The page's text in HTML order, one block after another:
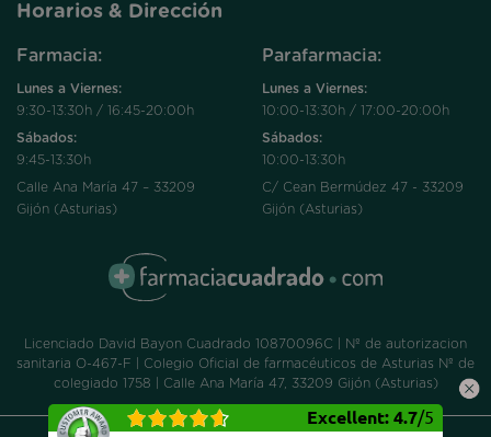
Excellent: 4.7/5
Horarios & Dirección
Farmacia:
Lunes a Viernes:
9:30-13:30h / 16:45-20:00h
Sábados:
9:45-13:30h
Calle Ana María 47 – 33209
Gijón (Asturias)
Parafarmacia:
Lunes a Viernes:
10:00-13:30h / 17:00-20:00h
Sábados:
10:00-13:30h
C/ Cean Bermúdez 47 - 33209
Gijón (Asturias)
Licenciado David Bayon Cuadrado 10870096C | Nº de autorizacion
sanitaria O-467-F | Colegio Oficial de farmacéuticos de Asturias Nº de
colegiado 1758 | Calle Ana María 47, 33209 Gijón (Asturias)